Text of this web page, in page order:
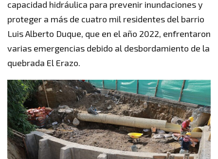
capacidad hidráulica para prevenir inundaciones y
proteger a más de cuatro mil residentes del barrio
Luis Alberto Duque, que en el año 2022, enfrentaron
varias emergencias debido al desbordamiento de la
quebrada El Erazo.